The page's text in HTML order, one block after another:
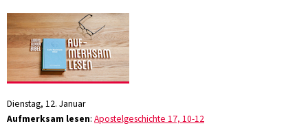
Dienstag, 12. Januar
Aufmerksam lesen: Apostelgeschichte 17, 10-12